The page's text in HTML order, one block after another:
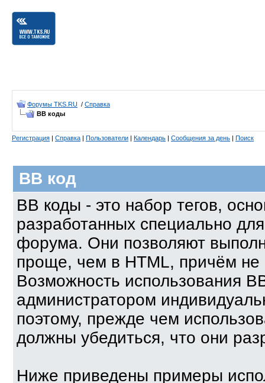
Форумы TKS.RU / Справка
BB коды
Регистрация | Справка | Пользователи | Календарь | Сообщения за день | Поиск
BB код
BB коды - это набор тегов,
разработанных специально
форума. Они позволяют
проще, чем в HTML, причём не
Возможность использования
администратором
поэтому, прежде чем
должны убедиться, что они
Ниже приведены примеры